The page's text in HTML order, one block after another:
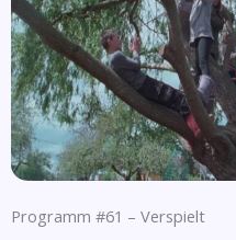
Programm #61 – Verspielt